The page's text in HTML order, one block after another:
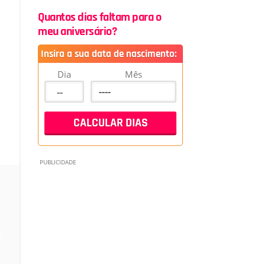
Quantos dias faltam para o
meu aniversário?
Insira a sua data de nascimento:
Dia Mês